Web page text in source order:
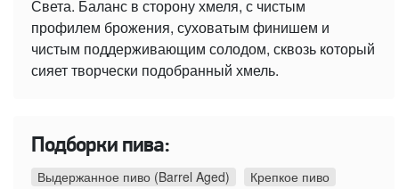
Света. Баланс в сторону хмеля, с чистым
профилем брожения, суховатым финишем и
чистым поддерживающим солодом, сквозь который
сияет творчески подобранный хмель.
Подборки пива:
Выдержанное пиво (Barrel Aged)
Крепкое пиво